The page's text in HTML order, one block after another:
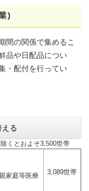
)​
間の関係で集めるこ
品や日配品につい
・配付を行ってい
る
くとおよそ3,500世帯
家庭等医療
3,089世帯